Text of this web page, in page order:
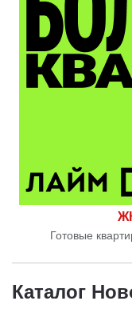
Готовые
Каталог